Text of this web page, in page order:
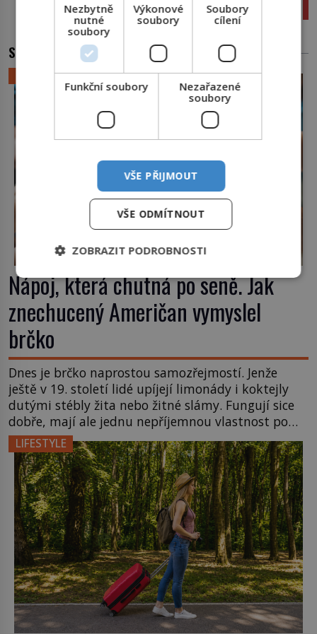
doposud nejvyššímu počtu kyberútoků
SOUVISEJÍCÍ ČLÁNKY
LIFESTYLE
Nápoj, která chutná po seně. Jak
znechucený Američan vymyslel
brčko
Dnes je brčko naprostou samozřejmostí. Jenže
ještě v 19. století lidé upíjejí limonády i koktejly
dutými stébly žita nebo žitné slámy. Fungují sice
dobře, mají ale jednu nepříjemnou vlastnost po
chvíli se rozmáčejí a nápoji dodávají travnatou
příchuť. Právě tahle drobná nepříjemnost přivede
amerického výrobce cigaretových náustků k
nápadu, který změní způsob pití po celém […]
LIFESTYLE
Nezbytně
nutné
soubory
Výkonové
soubory
Soubory
cílení
Funkční soubory
Nezařazené
soubory
VŠE PŘIJMOUT
VŠE ODMÍTNOUT
ZOBRAZIT PODROBNOSTI